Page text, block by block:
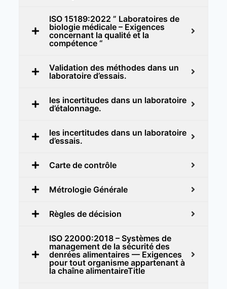
ISO 15189:2022 ” Laboratoires de
biologie médicale – Exigences
concernant la qualité et la
compétence “
Validation des méthodes dans un
laboratoire d’essais.
les incertitudes dans un laboratoire
d’étalonnage.
les incertitudes dans un laboratoire
d’essais.
Carte de contrôle
Métrologie Générale
Règles de décision
ISO 22000:2018 – Systèmes de
management de la sécurité des
denrées alimentaires — Exigences
pour tout organisme appartenant à
la chaîne alimentaireTitle